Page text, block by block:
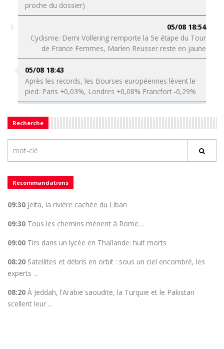
proche du dossier)
05/08 18:54
Cyclisme: Demi Vollering remporte la 5e étape du Tour
de France Femmes, Marlen Reusser reste en jaune
05/08 18:43
Après les records, les Bourses européennes lèvent le
pied: Paris +0,03%, Londres +0,08% Francfort -0,29%
Recherche
Recommandations
09:30 Jeita, la rivière cachée du Liban
09:30 Tous les chemins mènent à Rome…
09:00 Tirs dans un lycée en Thaïlande: huit morts
08:20 Satellites et débris en orbit : sous un ciel encombré, les
experts ...
08:20 À Jeddah, l’Arabie saoudite, la Turquie et le Pakistan
scellent leur ...